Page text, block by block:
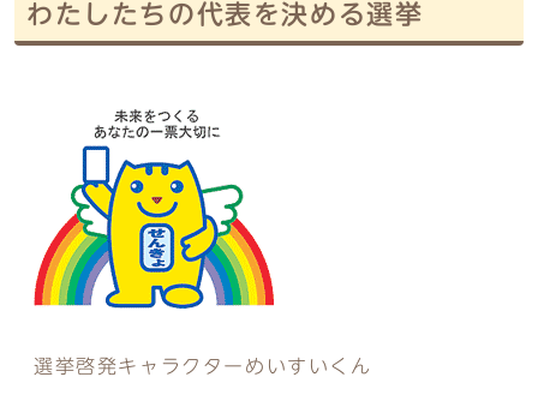
わたしたちの代表を決める選挙
選挙啓発キャラクターめいすいくん